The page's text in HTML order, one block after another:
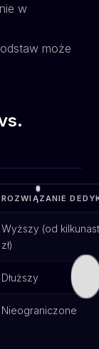
w
może
ROZWIĄZANIE
Wyższy (od
zł)
Dłuższy
Nieograniczone